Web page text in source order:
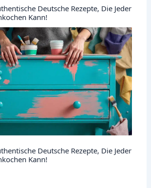
Deutsche Rezepte, Die Jeder
Kann!
Deutsche Rezepte, Die Jeder
Kann!